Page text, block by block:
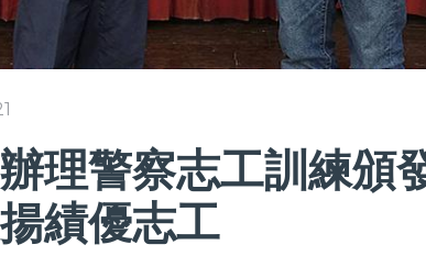
理警察志工訓練頒
績優志工